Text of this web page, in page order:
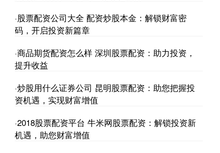
·股票配资公司大全 配资炒股本金：解锁财富密
码，开启投资新篇章
·商品期货配资怎么样 深圳股票配资：助力投资，
提升收益
·炒股用什么证券公司 昆明股票配资：助您把握投
资机遇，实现财富增值
·2018股票配资平台 牛米网股票配资：解锁投资新
机遇，助您财富增值